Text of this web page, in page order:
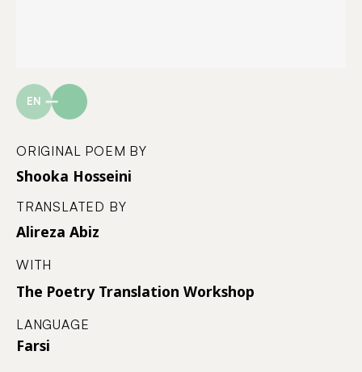
EN
ORIGINAL POEM BY
Shooka Hosseini
TRANSLATED BY
Alireza Abiz
WITH
The Poetry Translation Workshop
LANGUAGE
Farsi